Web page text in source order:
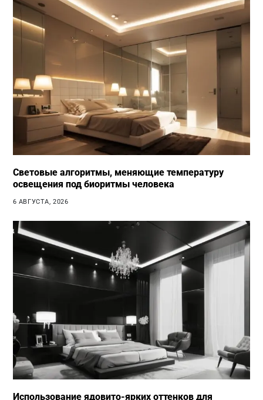
Световые алгоритмы, меняющие температуру
освещения под биоритмы человека
6 АВГУСТА, 2026
Использование ядовито-ярких оттенков для